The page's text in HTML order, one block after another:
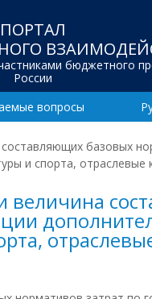
ПОРТАЛ
бюджетного
России
вопросы
базовых
и спорта,